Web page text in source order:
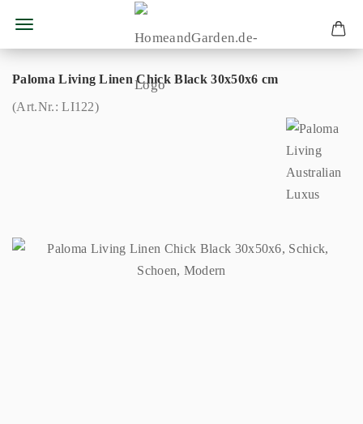
Paloma Living Linen Chick Black 30x50x6 cm
(Art.Nr.:LI122)